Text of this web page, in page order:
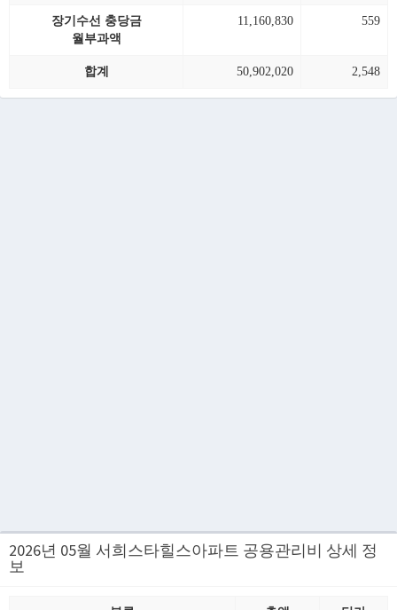
장기수선 충당금
월부과액
11,160,830 559
합계 50,902,020 2,548
2026년 05월 서희스타힐스아파트 공용관리비 상세 정
보